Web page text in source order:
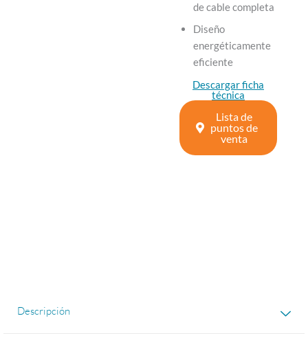
de cable completa
Diseño
energéticamente
eficiente
Descargar ficha
técnica
Lista de
puntos de
venta
Descripción